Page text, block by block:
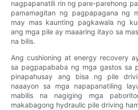
nagpapanatili rin ng pare-parehong
pamamagitan ng pagpapagana ng
may mas kaunting pagkawala ng
ang mga pile ay maaaring itayo sa
na bilis.
Ang cushioning at energy recovery
sa pagpapababa ng mga gastos sa
pinapahusay ang bisa ng pile
naaayon sa mga napapanatiling
mabilis na nagiging mga
makabagong hydraulic pile driving